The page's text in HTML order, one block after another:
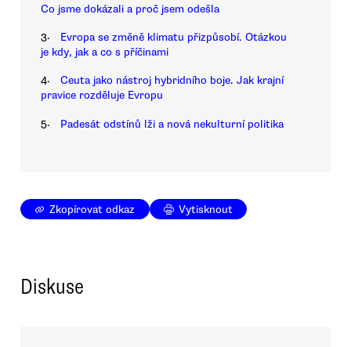
Co jsme dokázali a proč jsem odešla
3.
Evropa se změně klimatu přizpůsobí. Otázkou
je kdy, jak a co s příčinami
4.
Ceuta jako nástroj hybridního boje. Jak krajní
pravice rozděluje Evropu
5. Padesát odstínů lži a nová nekulturní politika
Zkopírovat odkaz Vytisknout
Diskuse